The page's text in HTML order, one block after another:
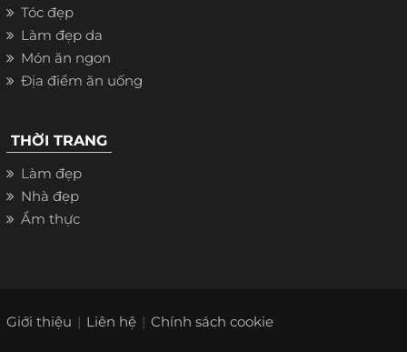
Tóc đẹp
Làm đẹp da
Món ăn ngon
Địa điểm ăn uống
THỜI TRANG
Làm đẹp
Nhà đẹp
Ẩm thực
Giới thiệu Liên hệ Chính sách cookie